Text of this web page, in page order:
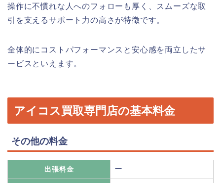
操作に不慣れな人へのフォローも厚く、スムーズな取
引を支えるサポート力の高さが特徴です。
全体的にコストパフォーマンスと安心感を両立したサ
ービスといえます。
アイコス買取専門店の基本料金
その他の料金
出張料金 ー